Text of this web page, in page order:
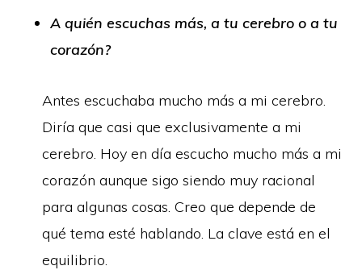
A quién escuchas más, a tu cerebro o a tu
corazón?
Antes escuchaba mucho más a mi cerebro.
Diría que casi que exclusivamente a mi
cerebro. Hoy en día escucho mucho más a mi
corazón aunque sigo siendo muy racional
para algunas cosas. Creo que depende de
qué tema esté hablando. La clave está en el
equilibrio.